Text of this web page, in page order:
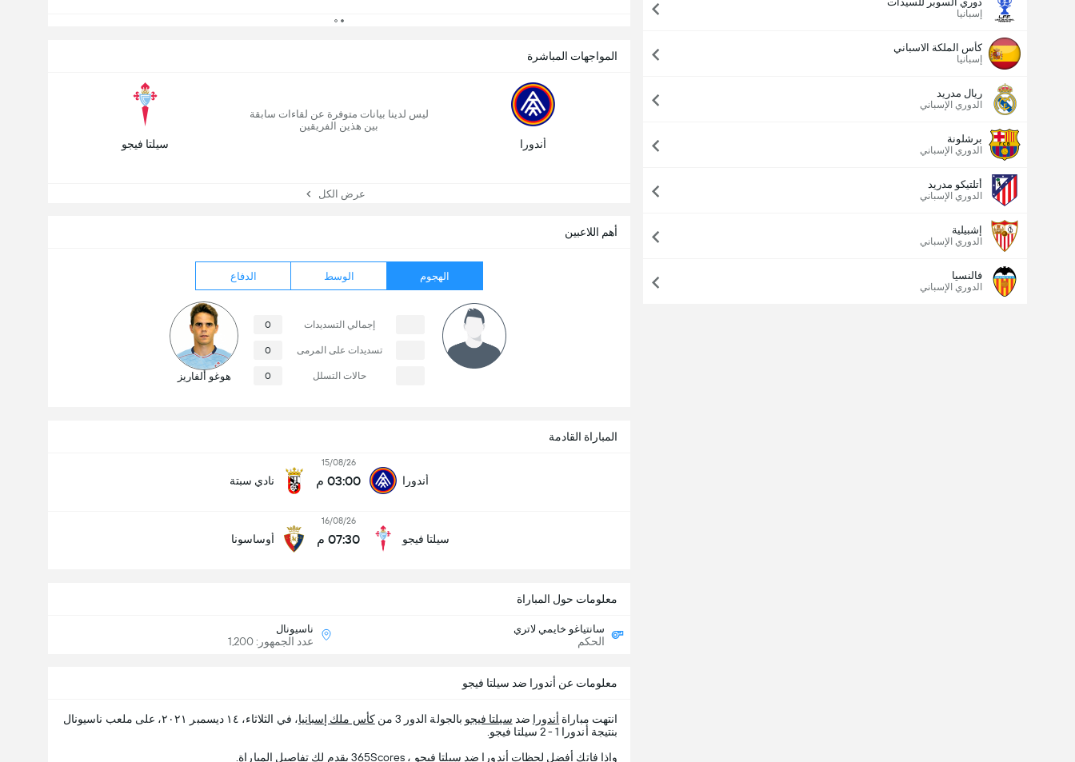
إسبانيا
كأس الملكة الاسباني
إسبانيا
ريال مدريد
الدوري الإسباني
برشلونة
الدوري الإسباني
أتلتيكو مدريد
الدوري الإسباني
إشبيلية
الدوري الإسباني
فالنسيا
الدوري الإسباني
المباراة القادمة
أندورا
15/08/26
03:00 م نادي سبتة
سيلتا فيجو
16/08/26
07:30 م أوساسونا
أهم اللاعبين
الهجوم الوسط الدفاع
إجمالي التسديدات 0
تسديدات على المرمى 0
حالات التسلل 0 هوغو ألفاريز
معلومات حول المباراة
سانتياغو خايمي لاتري
الحكم
ناسيونال
عدد الجمهور: 1,200
المواجهات المباشرة
أندورا
ليس لدينا بيانات متوفرة عن لقاءات سابقة
بين هذين الفريقين
سيلتا فيجو
عرض الكل
معلومات عن أندورا ضد سيلتا فيجو
انتهت مباراة أندورا ضد سيلتا فيجو بالجولة الدور 3 من كأس ملك إسبانيا
، في الثلاثاء، ١٤ ديسمبر ٢٠٢١، على ملعب ناسيونال
بنتيجة أندورا 1 - 2 سيلتا فيجو.
وإذا فاتك أفضل لحظات أندورا ضد سيلتا فيجو ، 365Scores يقدم لك تفاصيل المباراة.